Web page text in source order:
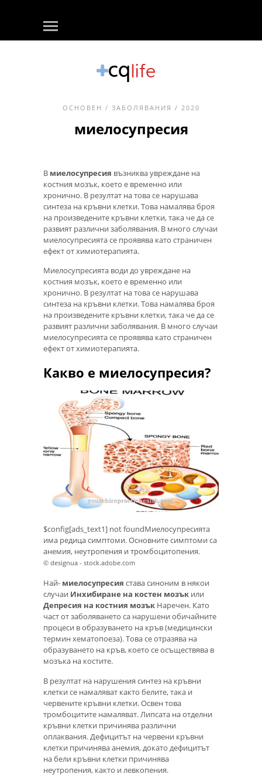
ОСНОВЕН / ЗАБОЛЯВАНИЯ / 2020
миелосупресия
В миелосупресия възниква увреждане на
костния мозък, което е временно или
хронично. В резултат на това се нарушава
синтеза на кръвни клетки. Това намалява броя
на произведените кръвни клетки, така че да се
развият различни заболявания. В много случаи
миелосупресията се проявява като страничен
ефект от химиотерапията.
Миелосупресията води до увреждане на
костния мозък, което е временно или
хронично. В резултат на това се нарушава
синтеза на кръвни клетки. Това намалява броя
на произведените кръвни клетки, така че да се
развият различни заболявания. В много случаи
миелосупресията се проявява като страничен
ефект от химиотерапията.
Какво е миелосупресия?
$config[ads_text1] not foundМиелосупресията
има редица симптоми. Основните симптоми са
анемия, неутропения и тромбоцитопения.
© designua - stock.adobe.com
Най- миелосупресия става синоним в някои
случаи Инхибиране на костен мозък или
Депресия на костния мозък Наречен. Като
част от заболяването са нарушени обичайните
процеси в образуването на кръв (медицински
термин хематопоеза). Това се отразява на
образуването на кръв, което се осъществява в
мозъка на костите.
В резултат на нарушения синтез на кръвни
клетки се намаляват както белите, така и
червените кръвни клетки. Освен това
тромбоцитите намаляват. Липсата на отделни
кръвни клетки причинява различни
оплаквания. Дефицитът на червени кръвни
клетки причинява анемия, докато дефицитът
на бели кръвни клетки причинява
неутропения, както и левкопения.